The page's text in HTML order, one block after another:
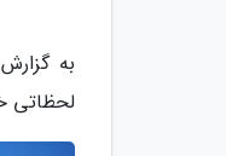
لحظاتی